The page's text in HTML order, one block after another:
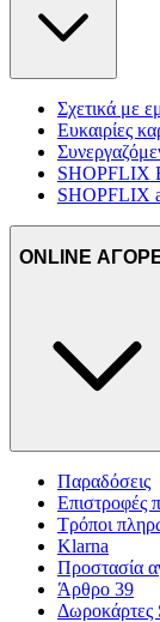
Σχετικά με
Ευκαιρίες
SHOPFLIX
SHOPFLIX
ONLINE
Παραδόσεις
Επιστροφές
Τρόποι
Klarna
Προστασία
Άρθρο 39